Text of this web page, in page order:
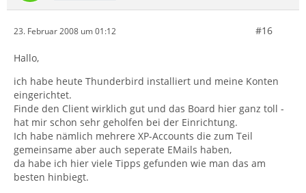
23. Februar 2008 um 01:12 #16
Hallo,
ich habe heute Thunderbird installiert und meine Konten
eingerichtet.
Finde den Client wirklich gut und das Board hier ganz toll -
hat mir schon sehr geholfen bei der Einrichtung.
Ich habe nämlich mehrere XP-Accounts die zum Teil
gemeinsame aber auch seperate EMails haben,
da habe ich hier viele Tipps gefunden wie man das am
besten hinbiegt.